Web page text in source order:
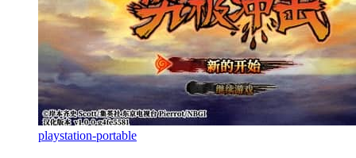
playstation-portable